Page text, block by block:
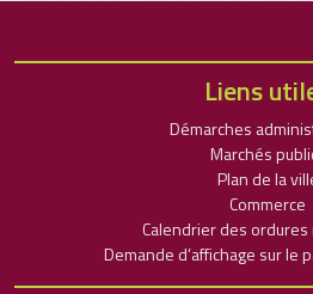
Liens
Démarches
Marchés
Plan de la
Commerce
Calendrier des
Demande d’affichage sur le